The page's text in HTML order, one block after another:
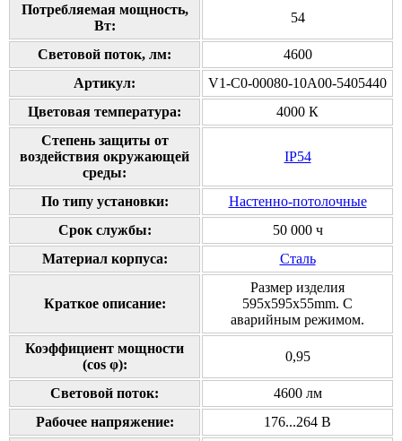
Потребляемая мощность,
Вт:
54
Cветовой поток, лм:
4600
Артикул:
V1-C0-00080-10A00-5405440
Цветовая температура:
4000 К
Степень защиты от
воздействия окружающей
среды:
IP54
По типу установки:
Настенно-потолочные
Срок службы:
50 000 ч
Материал корпуса:
Сталь
Краткое описание:
Размер изделия
595х595х55mm. С
аварийным режимом.
Коэффициент мощности
(cos φ):
0,95
Cветовой поток:
4600 лм
Рабочее напряжение:
176...264 В